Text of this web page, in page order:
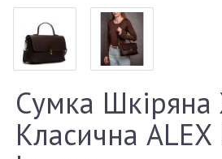
Сумка Шкіряна
Класична